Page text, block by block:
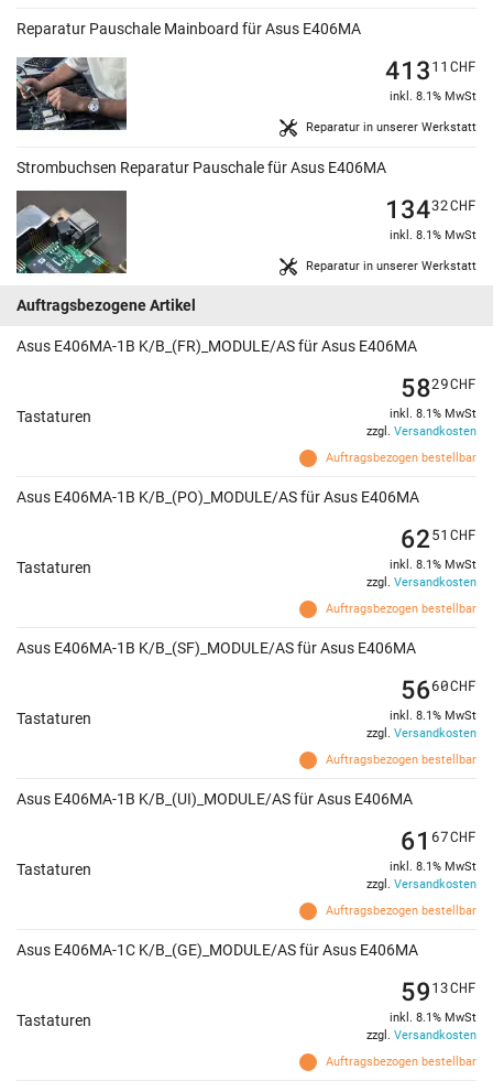
Reparatur Pauschale Mainboard für Asus E406MA
Reparatur in unserer Werkstatt
41311 CHF
inkl. 8.1% MwSt
Strombuchsen Reparatur Pauschale für Asus E406MA
Reparatur in unserer Werkstatt
13432CHF
inkl. 8.1% MwSt
Auftragsbezogene Artikel
Asus E406MA-1B K/B_(FR)_MODULE/AS für Asus E406MA
Tastaturen
Auftragsbezogen bestellbar
5829CHF
inkl. 8.1% MwSt
zzgl. Versandkosten
Asus E406MA-1B K/B_(PO)_MODULE/AS für Asus E406MA
Tastaturen
Auftragsbezogen bestellbar
6251 CHF
inkl. 8.1% MwSt
zzgl. Versandkosten
Asus E406MA-1B K/B_(SF)_MODULE/AS für Asus E406MA
Tastaturen
Auftragsbezogen bestellbar
5660CHF
inkl. 8.1% MwSt
zzgl. Versandkosten
Asus E406MA-1B K/B_(UI)_MODULE/AS für Asus E406MA
Tastaturen
Auftragsbezogen bestellbar
61 67CHF
inkl. 8.1% MwSt
zzgl. Versandkosten
Asus E406MA-1C K/B_(GE)_MODULE/AS für Asus E406MA
Tastaturen
Auftragsbezogen bestellbar
5913CHF
inkl. 8.1% MwSt
zzgl. Versandkosten